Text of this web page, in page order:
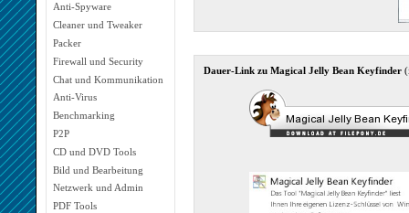
Anti-Spyware
Cleaner und Tweaker
Packer
Firewall und Security
Chat und Kommunikation
Anti-Virus
Benchmarking
P2P
CD und DVD Tools
Bild und Bearbeitung
Netzwerk und Admin
PDF Tools
Dauer-Link zu Magical Jelly Bean Keyfinder